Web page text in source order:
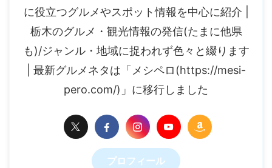
に役立つグルメやスポット情報を中心に紹介 |
栃木のグルメ・観光情報の発信(たまに他県
も)/ジャンル・地域に捉われず色々と綴ります
| 最新グルメネタは「メシペロ(https://mesi-
pero.com/)」に移行しました
プロフィール